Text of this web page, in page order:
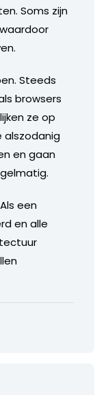
Soms zijn
Steeds
browsers
ze op
alszodanig
en gaan
een
en alle